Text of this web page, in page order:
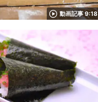
動画記事 9:18